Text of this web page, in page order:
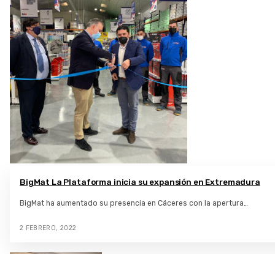
BigMat La Plataforma inicia su expansión en Extremadura
BigMat ha aumentado su presencia en Cáceres con la apertura…
2 FEBRERO, 2022